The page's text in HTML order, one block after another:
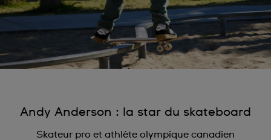
Andy Anderson : la star du skateboard
Skateur pro et athlète olympique canadien